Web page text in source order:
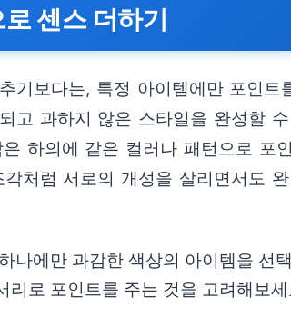
센스 더하기
기보다는, 특정 아이템에만 포인트
고 과하지 않은 스타일을 완성할
하의에 같은 컬러나 패턴으로 포
처럼 서로의 개성을 살리면서도
나에만 과감한 색상의 아이템을 선
리로 포인트를 주는 것을 고려해보